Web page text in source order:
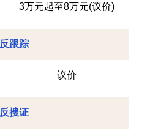
3万元起至8万元(议价)
反跟踪
议价
反搜证